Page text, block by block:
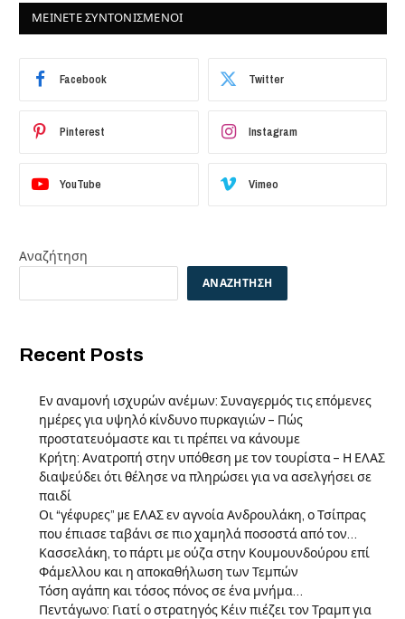
ΜΕΙΝΕΤΕ ΣΥΝΤΟΝΙΣΜΕΝΟΙ
Facebook Twitter
Pinterest Instagram
YouTube Vimeo
Αναζήτηση
ΑΝΑΖΉΤΗΣΗ
Recent Posts
Εν αναμονή ισχυρών ανέμων: Συναγερμός τις επόμενες
ημέρες για υψηλό κίνδυνο πυρκαγιών – Πώς
προστατευόμαστε και τι πρέπει να κάνουμε
Κρήτη: Ανατροπή στην υπόθεση με τον τουρίστα – Η ΕΛΑΣ
διαψεύδει ότι θέλησε να πληρώσει για να ασελγήσει σε
παιδί
Οι “γέφυρες” µε ΕΛΑΣ εν αγνοία Ανδρουλάκη, ο Τσίπρας
που έπιασε ταβάνι σε πιο χαμηλά ποσοστά από τον…
Κασσελάκη, το πάρτι με ούζα στην Κουμουνδούρου επί
Φάμελλου και η αποκαθήλωση των Τεμπών
Τόση αγάπη και τόσος πόνος σε ένα μνήμα…
Πεντάγωνο: Γιατί ο στρατηγός Κέιν πιέζει τον Τραμπ για